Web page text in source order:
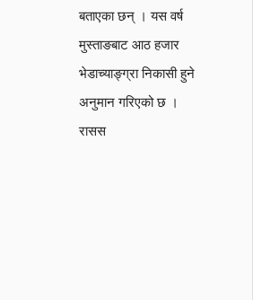
बताएका छन् । यस वर्ष
मुस्ताङबाट आठ हजार
भेडाच्याङ्ग्रा निकासी हुने
अनुमान गरिएको छ ।
रासस